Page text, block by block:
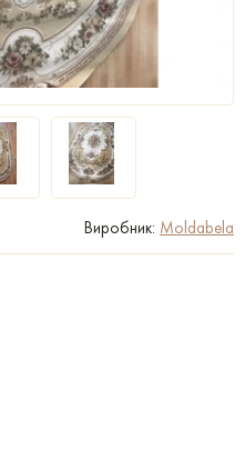
Виробник: Moldabela